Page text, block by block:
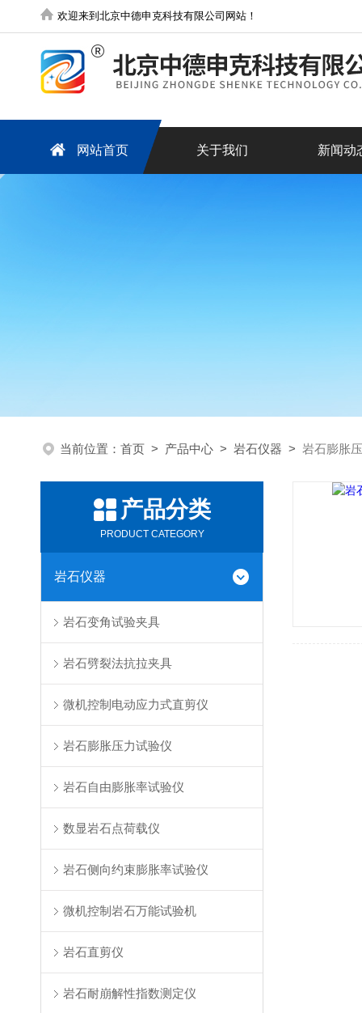
欢迎来到北京中德申克科技有限公司网站！
网站首页 关于我们 新闻动
当前位置： 首页 > 产品中心 > 岩石仪器 > 岩石膨胀
产品分类
PRODUCT CATEGORY
岩石仪器
岩石变角试验夹具
岩石劈裂法抗拉夹具
微机控制电动应力式直剪仪
岩石膨胀压力试验仪
岩石自由膨胀率试验仪
数显岩石点荷载仪
岩石侧向约束膨胀率试验仪
微机控制岩石万能试验机
岩石直剪仪
岩石耐崩解性指数测定仪